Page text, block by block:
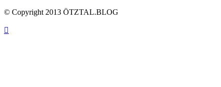
© Copyright 2013 ÖTZTAL.BLOG